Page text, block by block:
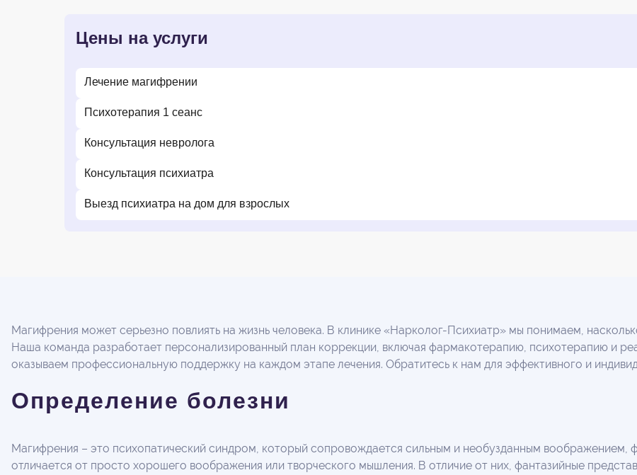
Цены на услуги
Лечение магифрении
Психотерапия 1 сеанс
Консультация невролога
Консультация психиатра
Выезд психиатра на дом для взрослых
Магифрения может серьезно повлиять на жизнь человека. В клинике «Нарколог-Психиатр» мы понимаем,
Наша команда разработает персонализированный план коррекции, включая фармакотерапию, психотерапию и
оказываем профессиональную поддержку на каждом этапе лечения. Обратитесь к нам для эффективного и
Определение болезни
Магифрения – это психопатический синдром, который сопровождается сильным и необузданным воображением,
отличается от просто хорошего воображения или творческого мышления. В отличие от них, фантазийные